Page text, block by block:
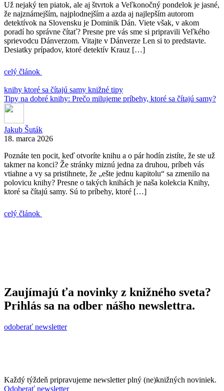
Už nejaký ten piatok, ale aj štvrtok a Veľkonočný pondelok je jasné,
že najznámejším, najplodnejším a azda aj najlepším autorom
detektívok na Slovensku je Dominik Dán. Viete však, v akom
poradí ho správne čítať? Presne pre vás sme si pripravili Veľkého
sprievodcu Dánverzom. Vitajte v Dánverze Len si to predstavte.
Desiatky prípadov, ktoré detektív Krauz […]
celý článok
knihy ktoré sa čítajú samy knižné tipy
Tipy na dobré knihy: Prečo milujeme príbehy, ktoré sa čítajú samy?
Jakub Šuták
18. marca 2026
Poznáte ten pocit, keď otvoríte knihu a o pár hodín zistíte, že ste už
takmer na konci? Že stránky miznú jedna za druhou, príbeh vás
vtiahne a vy sa pristihnete, že „ešte jednu kapitolu“ sa zmenilo na
polovicu knihy? Presne o takých knihách je naša kolekcia Knihy,
ktoré sa čítajú samy. Sú to príbehy, ktoré […]
celý článok
Zaujímajú ťa novinky z knižného sveta?
Prihlás sa na odber nášho newslettra.
odoberať newsletter
Každý týždeň pripravujeme newsletter plný (ne)knižných noviniek.
Odoberať newsletter